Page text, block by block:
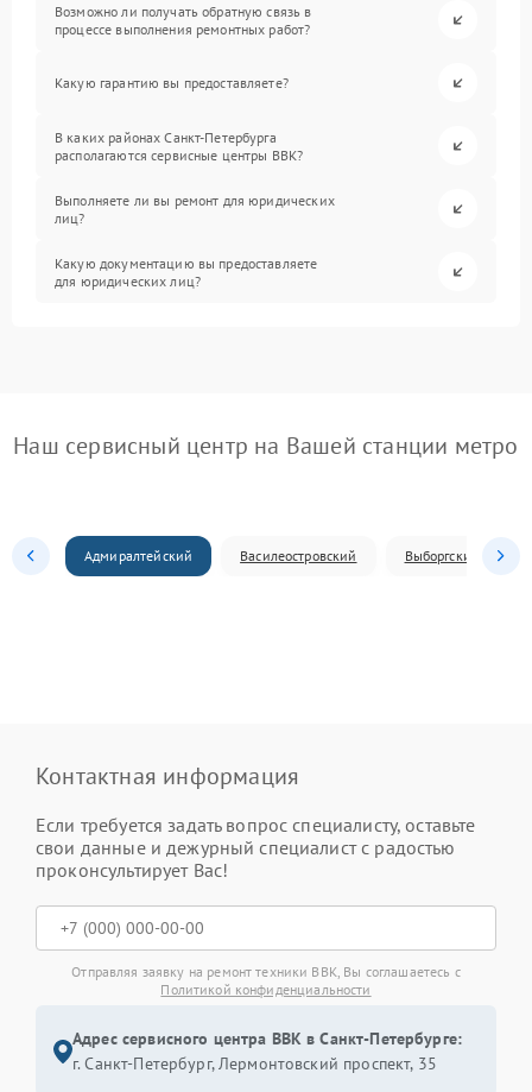
Возможно ли получать обратную связь в
процессе выполнения ремонтных работ?
Какую гарантию вы предоставляете?
В каких районах Санкт-Петербурга
располагаются сервисные центры BBK?
Выполняете ли вы ремонт для юридических
лиц?
Какую документацию вы предоставляете
для юридических лиц?
Наш сервисный центр на Вашей станции метро
Адмиралтейский Василеостровский Выборгский
Контактная информация
Если требуется задать вопрос специалисту, оставьте
свои данные и дежурный специалист с радостью
проконсультирует Вас!
Отправляя заявку на ремонт техники BBK, Вы соглашаетесь с
Политикой конфиденциальности
Адрес сервисного центра BBK в Санкт-Петербурге:
г. Санкт-Петербург, Лермонтовский проспект, 35